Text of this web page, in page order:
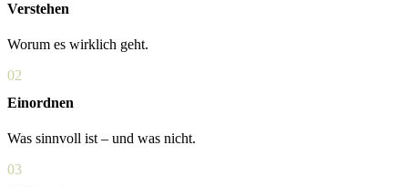
Verstehen
Worum es wirklich geht.
02
Einordnen
Was sinnvoll ist – und was nicht.
03